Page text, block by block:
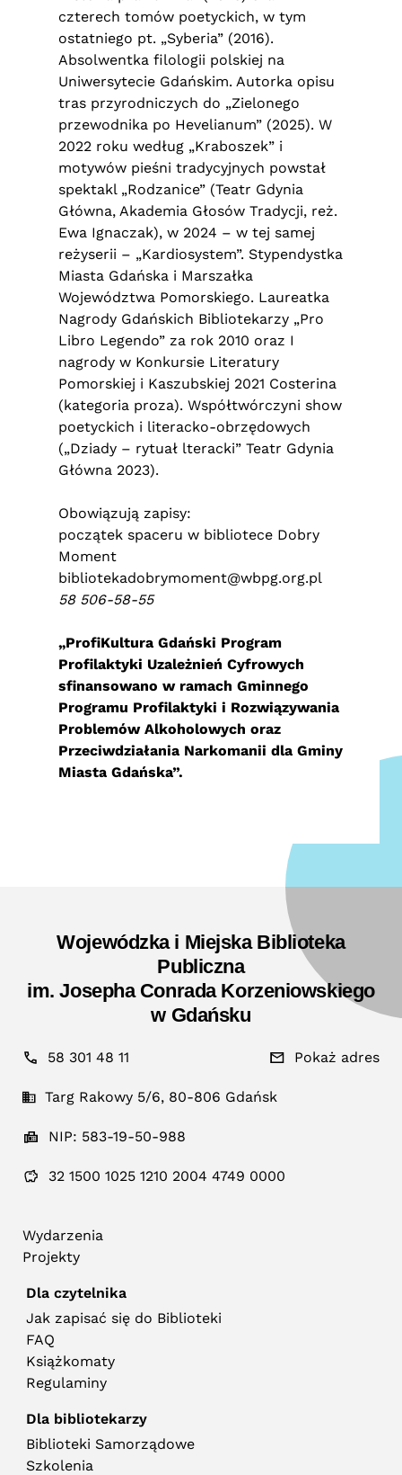
czterech tomów poetyckich, w tym
ostatniego pt. „Syberia” (2016).
Absolwentka filologii polskiej na
Uniwersytecie Gdańskim. Autorka opisu
tras przyrodniczych do „Zielonego
przewodnika po Hevelianum” (2025). W
2022 roku według „Kraboszek” i
motywów pieśni tradycyjnych powstał
spektakl „Rodzanice” (Teatr Gdynia
Główna, Akademia Głosów Tradycji, reż.
Ewa Ignaczak), w 2024 – w tej samej
reżyserii – „Kardiosystem”. Stypendystka
Miasta Gdańska i Marszałka
Województwa Pomorskiego. Laureatka
Nagrody Gdańskich Bibliotekarzy „Pro
Libro Legendo” za rok 2010 oraz I
nagrody w Konkursie Literatury
Pomorskiej i Kaszubskiej 2021 Costerina
(kategoria proza). Współtwórczyni show
poetyckich i literacko-obrzędowych
(„Dziady – rytuał lteracki” Teatr Gdynia
Główna 2023).
Obowiązują zapisy:
początek spaceru w bibliotece Dobry
Moment
bibliotekadobrymoment@wbpg.org.pl
58 506-58-55
„ProfiKultura Gdański Program
Profilaktyki Uzależnień Cyfrowych
sfinansowano w ramach Gminnego
Programu Profilaktyki i Rozwiązywania
Problemów Alkoholowych oraz
Przeciwdziałania Narkomanii dla Gminy
Miasta Gdańska”.
Wojewódzka i Miejska Biblioteka
Publiczna
im. Josepha Conrada Korzeniowskiego
w Gdańsku
58 301 48 11 Pokaż adres
Targ Rakowy 5/6, 80-806 Gdańsk
NIP: 583-19-50-988
32 1500 1025 1210 2004 4749 0000
Wydarzenia
Projekty
Dla czytelnika
Jak zapisać się do Biblioteki
FAQ
Książkomaty
Regulaminy
Dla bibliotekarzy
Biblioteki Samorządowe
Szkolenia